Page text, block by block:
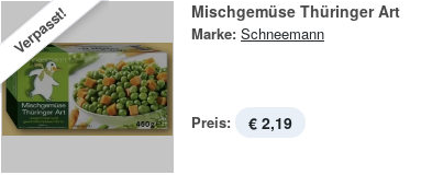
Verpasst! Mischgemüse Thüringer Art
Marke: Schneemann
Preis: € 2,19